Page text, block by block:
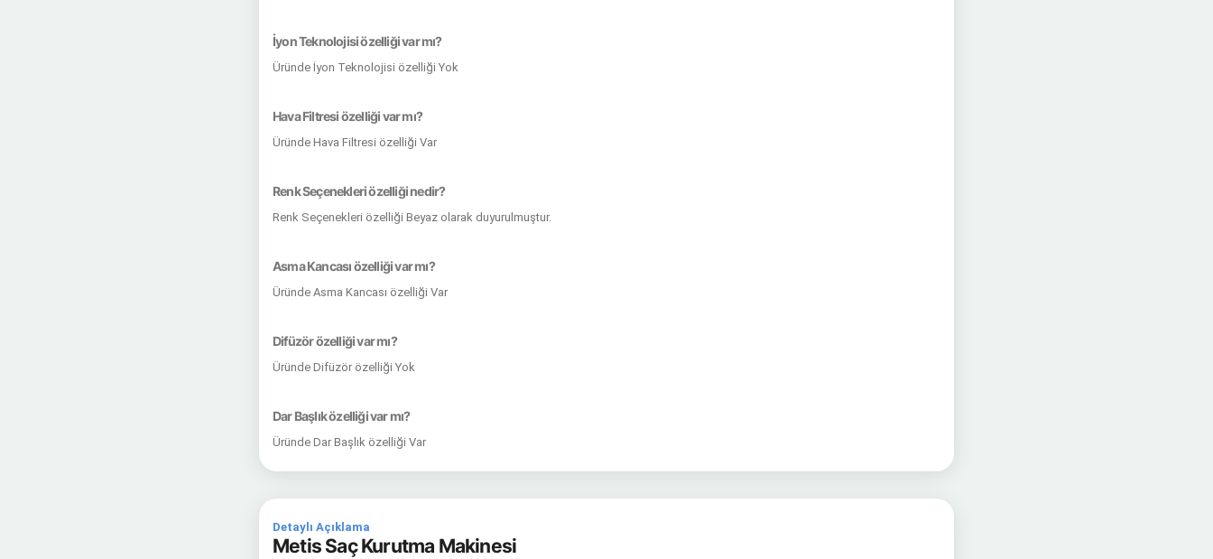
İyon Teknolojisi özelliği var mı?
Üründe İyon Teknolojisi özelliği Yok
Hava Filtresi özelliği var mı?
Üründe Hava Filtresi özelliği Var
Renk Seçenekleri özelliği nedir?
Renk Seçenekleri özelliği Beyaz olarak duyurulmuştur.
Asma Kancası özelliği var mı?
Üründe Asma Kancası özelliği Var
Difüzör özelliği var mı?
Üründe Difüzör özelliği Yok
Dar Başlık özelliği var mı?
Üründe Dar Başlık özelliği Var
Detaylı Açıklama
Metis Saç Kurutma Makinesi